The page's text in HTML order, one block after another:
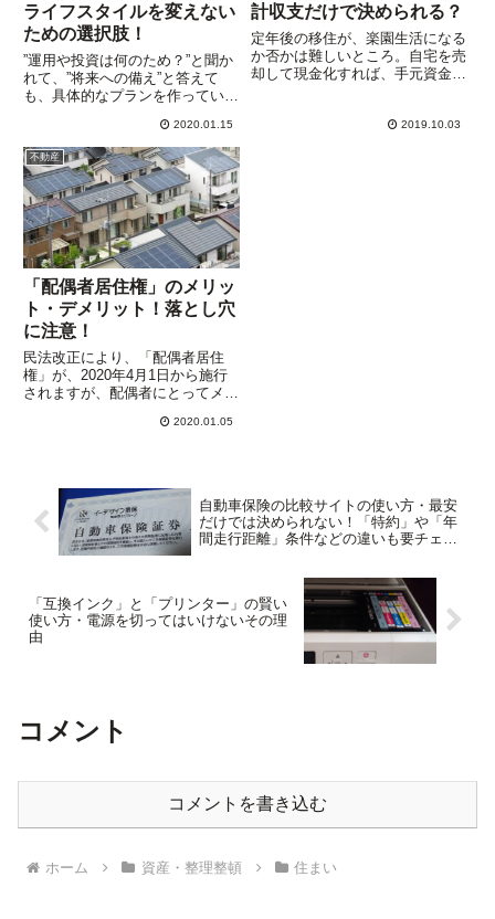
ライフスタイルを変えない
ための選択肢！
”運用や投資は何のため？”と聞か
れて、”将来への備え”と答えて
も、具体的なプランを作っている
年後、20年後までのプランがあ
ったとしても、数年後には修正が
必要になるのは、企業の事業計画
と同じ。そもそも、いくら貯蓄...
2020.01.15
計収支だけで決められる？
定年後の移住が、楽園生活になる
か否かは難しいところ。自宅を売
却して現金化すれば、手元資金に
ゆとりのある生活を満喫できま
2019.10.03
不動産
「配偶者居住権」のメリッ
ト・デメリット！落とし穴
に注意！
民法改正により、「配偶者居住
権」が、2020年4月1日から施行
されますが、配偶者にとってメリ
「配偶者居住権」とは、被相続人
2020.01.05
自動車保険の比較サイトの使い方・最安
だけでは決められない！「特約」や「年
間走行距離」条件などの違いも要チェッ
「互換インク」と「プリンター」の賢い
使い方・電源を切ってはいけないその理
由
コメント
コメントを書き込む
ホーム 資産・整理整頓 住まい